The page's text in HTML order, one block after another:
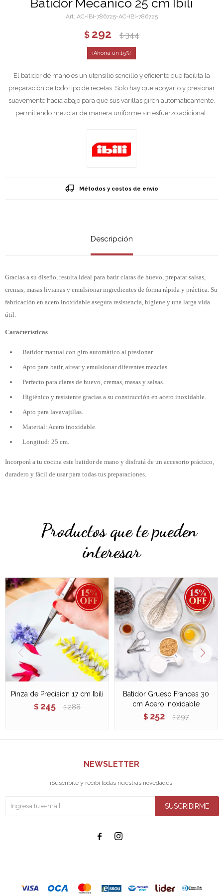
Batidor Mecánico 25 cm Ibili
AC-IBI-786725-AC-IBI-786725
$ 292 $ 344
15
El batidor de mano es un utensilio sencillo y eficiente que facilita la
preparación de todo tipo de recetas. Solo hay que apoyarlo y presionar
suavemente hacia abajo para que sus varillas giren automáticamente,
permitiendo mezclar de manera uniforme sin esfuerzo adicional.
Métodos y costos de envío
Descripción
Gracias a su diseño, resulta ideal para batir claras de huevo, preparar salsas,
cremas, masas livianas y emulsionar ingredientes de forma rápida y práctica. Su
fabricación en acero inoxidable asegura resistencia, higiene y una larga vida
útil.
Características
Batidor manual con giro automático al presionar.
Apto para batir, airear y emulsionar diferentes mezclas.
Perfecto para claras de huevo, cremas, masas y salsas.
Higiénico y resistente gracias a su construcción en acero inoxidable.
Apto para lavavajillas.
Material: Acero inoxidable.
Longitud: 25 cm.
Incorporá a tu cocina este batidor de mano y disfrutá de un accesorio práctico,
duradero y fácil de usar para todas tus preparaciones.
Productos que te pueden
interesar
Pinza de Precision 17 cm Ibili
$ 245 $ 288
Batidor Grueso Frances 30
cm Acero Inoxidable
$ 252 $ 297
NEWSLETTER
¡Suscribite y recibí todas nuestras novedades!
SUSCRIBIRME
 